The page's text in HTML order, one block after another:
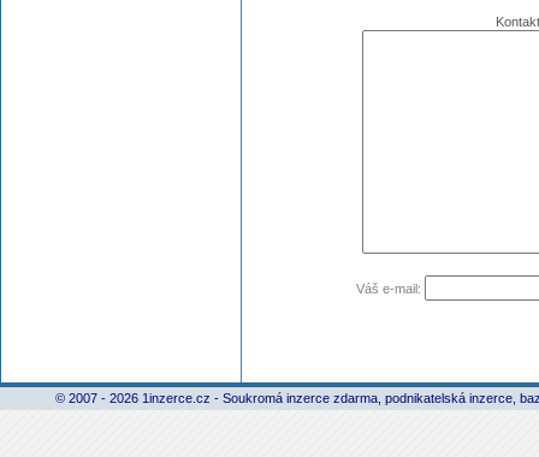
Váš e-mail:
© 2007 - 2026 1inzerce.cz - Soukromá inzerce zdarma, podnikatelská inzerce,